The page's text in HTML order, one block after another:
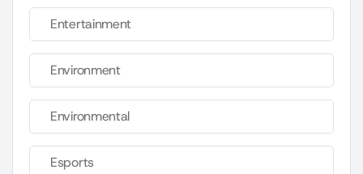
Entertainment
Environment
Environmental
Esports